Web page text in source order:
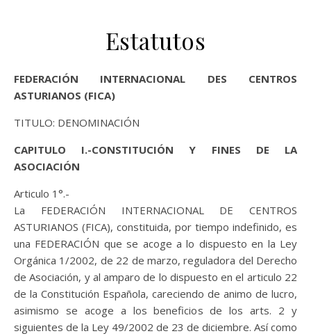
Estatutos
FEDERACIÓN INTERNACIONAL DES CENTROS
ASTURIANOS (FICA)
TITULO: DENOMINACIÓN
CAPITULO I.-CONSTITUCIÓN Y FINES DE LA
ASOCIACIÓN
Articulo 1°.-
La FEDERACIÓN INTERNACIONAL DE CENTROS
ASTURIANOS (FICA), constituida, por tiempo indefinido, es
una FEDERACIÓN que se acoge a lo dispuesto en la Ley
Orgánica 1/2002, de 22 de marzo, reguladora del Derecho
de Asociación, y al amparo de lo dispuesto en el articulo 22
de la Constitución Española, careciendo de animo de lucro,
asimismo se acoge a los beneficios de los arts. 2 y
siguientes de la Ley 49/2002 de 23 de diciembre. Así como